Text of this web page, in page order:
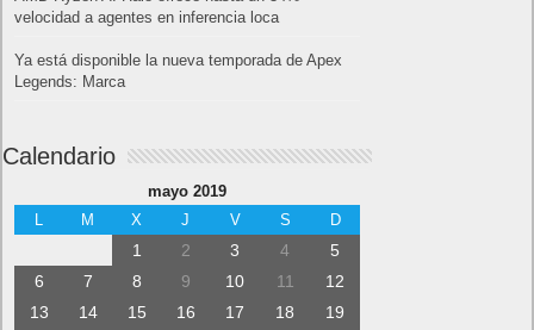
velocidad a agentes en inferencia loca
Ya está disponible la nueva temporada de Apex
Legends: Marca
Calendario
mayo 2019
L
M X J V S D
1 2 3 4
5
6
7 8 9 10 11
12
13
14 15 16 17 18
19